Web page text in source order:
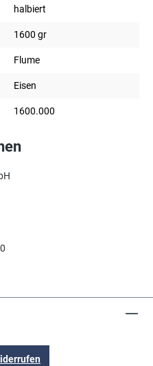
halbiert
1600 gr
Flume
Eisen
1600.000